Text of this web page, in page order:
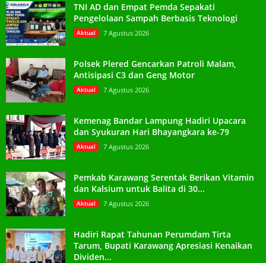
TNI AD dan Empat Pemda Sepakati
Pengelolaan Sampah Berbasis Teknologi
Aktual 7 Agustus 2026
Polsek Plered Gencarkan Patroli Malam,
Antisipasi C3 dan Geng Motor
Aktual 7 Agustus 2026
Kemenag Bandar Lampung Hadiri Upacara
dan Syukuran Hari Bhayangkara ke-79
Aktual 7 Agustus 2026
Pemkab Karawang Serentak Berikan Vitamin
dan Kalsium untuk Balita di 30...
Aktual 7 Agustus 2026
Hadiri Rapat Tahunan Perumdam Tirta
Tarum, Bupati Karawang Apresiasi Kenaikan
Dividen...